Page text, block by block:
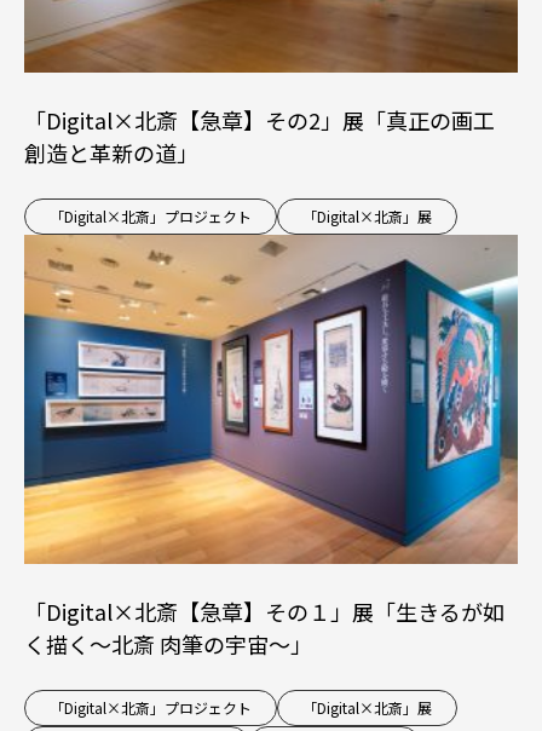
「Digital×北斎【急章】その2」展「真正の画工
創造と革新の道」
「Digital×北斎」プロジェクト 「Digital×北斎」展
「Digital×北斎【急章】その１」展「生きるが如
く描く～北斎 肉筆の宇宙～」
「Digital×北斎」プロジェクト
「Digital×北斎」展